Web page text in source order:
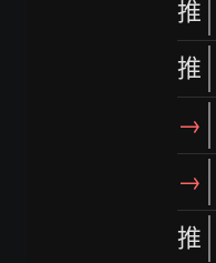
推
推
→
→
推